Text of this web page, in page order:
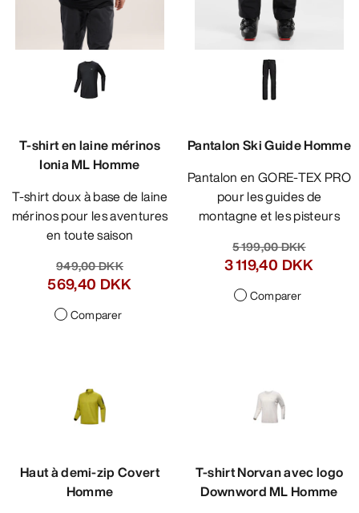
T-shirt en laine mérinos
Ionia ML Homme
T-shirt doux à base de laine
mérinos pour les aventures
en toute saison
949,00 DKK
569,40 DKK
Comparer
Pantalon Ski Guide Homme
Pantalon en GORE-TEX PRO
pour les guides de
montagne et les pisteurs
5 199,00 DKK
3 119,40 DKK
Comparer
Haut à demi-zip Covert
Homme
T-shirt Norvan avec logo
Downword ML Homme